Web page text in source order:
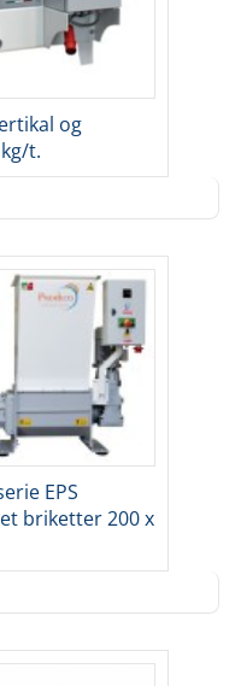
og
t.
EPS
briketter 200 x